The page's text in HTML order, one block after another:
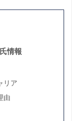
情報
リア
由